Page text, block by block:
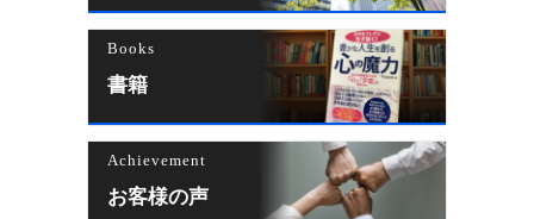
Books
書籍
Achievement
お客様の声